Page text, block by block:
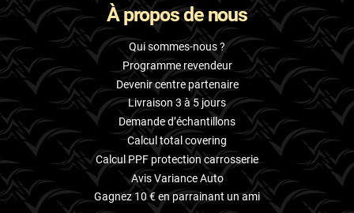
À propos de nous
Qui sommes-nous ?
Programme revendeur
Devenir centre partenaire
Livraison 3 à 5 jours
Demande d’échantillons
Calcul total covering
Calcul PPF protection carrosserie
Avis Variance Auto
Gagnez 10 € en parrainant un ami